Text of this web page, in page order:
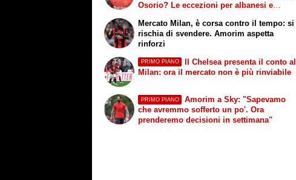
Osorio? Le eccezioni per albanesi e
Mercato Milan, è corsa contro il tempo: si
rischia di svendere. Amorim aspetta
rinforzi
PRIMO PIANO
Il Chelsea presenta il conto al
Milan: ora il mercato non è più rinviabile
PRIMO PIANO
Amorim a Sky: "Sapevamo
che avremmo sofferto un po'. Ora
prenderemo decisioni in settimana"